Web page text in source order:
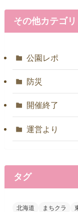
その他カテゴリ
公園レポ
防災
開催終了
運営より
タグ
北海道 まちクラ